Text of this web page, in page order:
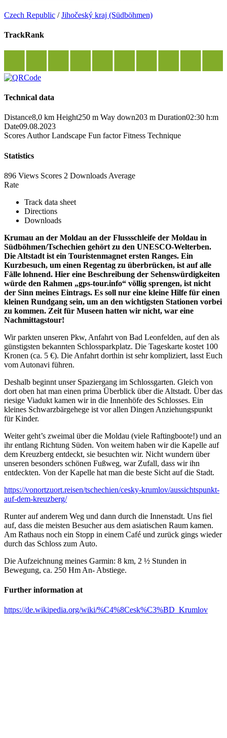
Czech Republic /Jihočeský kraj (Südböhmen)
TrackRank
Technical data
Distance8,0 km Height250 m Way down203 m Duration02:30 h:m
Date09.08.2023
Scores Author Landscape Fun factor Fitness Technique
Statistics
896 Views Scores 2 Downloads Average
Rate
Track data sheet
Directions
Downloads
Krumau an der Moldau an der Flussschleife der Moldau in
Südböhmen/Tschechien gehört zu den UNESCO-Welterben.
Die Altstadt ist ein Touristenmagnet ersten Ranges. Ein
Kurzbesuch, um einen Regentag zu überbrücken, ist auf alle
Fälle lohnend. Hier eine Beschreibung der Sehenswürdigkeiten
würde den Rahmen „gps-tour.info“ völlig sprengen, ist nicht
der Sinn meines Eintrags. Es soll nur eine kleine Hilfe für einen
kleinen Rundgang sein, um an den wichtigsten Stationen vorbei
zu kommen. Zeit für Museen hatten wir nicht, war eine
Nachmittagstour!
Wir parkten unseren Pkw, Anfahrt von Bad Leonfelden, auf den als
günstigsten bekannten Schlossparkplatz. Die Tageskarte kostet 100
Kronen (ca. 5 €). Die Anfahrt dorthin ist sehr kompliziert, lasst Euch
vom Autonavi führen.
Deshalb beginnt unser Spaziergang im Schlossgarten. Gleich von
dort oben hat man einen prima Überblick über die Altstadt. Über das
riesige Viadukt kamen wir in die Innenhöfe des Schlosses. Ein
kleines Schwarzbärgehege ist vor allen Dingen Anziehungspunkt
für Kinder.
Weiter geht’s zweimal über die Moldau (viele Raftingboote!) und an
ihr entlang Richtung Süden. Von weitem haben wir die Kapelle auf
dem Kreuzberg entdeckt, sie besuchten wir. Nicht wundern über
unseren besonders schönen Fußweg, war Zufall, dass wir ihn
entdeckten. Von der Kapelle hat man die beste Sicht auf die Stadt.
https://vonortzuort.reisen/tschechien/cesky-krumlov/aussichtspunkt-
auf-dem-kreuzberg/
Runter auf anderem Weg und dann durch die Innenstadt. Uns fiel
auf, dass die meisten Besucher aus dem asiatischen Raum kamen.
Am Rathaus noch ein Stopp in einem Café und zurück gings wieder
durch das Schloss zum Auto.
Die Aufzeichnung meines Garmin: 8 km, 2 ½ Stunden in
Bewegung, ca. 250 Hm An- Abstiege.
Further information at
https://de.wikipedia.org/wiki/%C4%8Cesk%C3%BD_Krumlov